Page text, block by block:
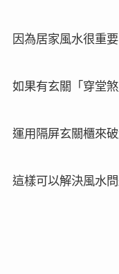
因為居家風水很重要
如果有玄關「穿堂煞
運用隔屏玄關櫃來
這樣可以解決風水